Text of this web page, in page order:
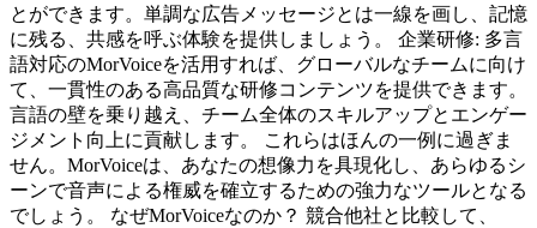
とができます。単調な広告メッセージとは一線を画し、記憶
に残る、共感を呼ぶ体験を提供しましょう。 企業研修: 多言
語対応のMorVoiceを活用すれば、グローバルなチームに向け
て、一貫性のある高品質な研修コンテンツを提供できます。
言語の壁を乗り越え、チーム全体のスキルアップとエンゲー
ジメント向上に貢献します。 これらはほんの一例に過ぎま
せん。MorVoiceは、あなたの想像力を具現化し、あらゆるシ
ーンで音声による権威を確立するための強力なツールとなる
でしょう。 なぜMorVoiceなのか？ 競合他社と比較して、